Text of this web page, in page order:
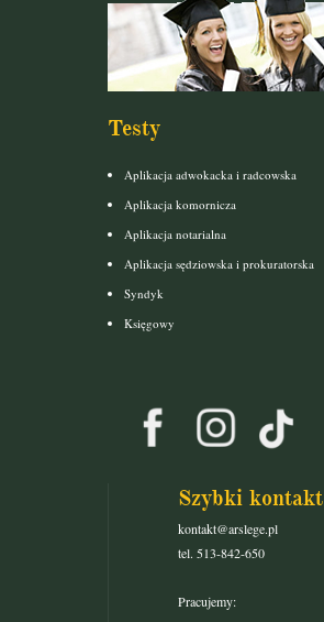
Testy
Aplikacja adwokacka i radcowska
Aplikacja komornicza
Aplikacja notarialna
Aplikacja sędziowska i prokuratorska
Syndyk
Księgowy
Szybki kontakt
kontakt@arslege.pl
tel. 513-842-650
Pracujemy: